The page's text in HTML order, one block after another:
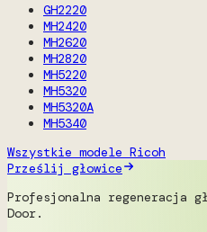
GH2220
MH2420
MH2620
MH2820
MH5220
MH5320
MH5320A
MH5340
Wszystkie modele Ricoh
Prześlij głowice
Profesjonalna regeneracja
Door.